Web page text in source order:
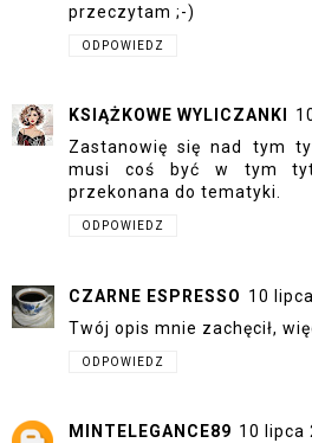
przeczytam ;-)
ODPOWIEDZ
KSIĄŻKOWE WYLICZANKI
Zastanowię się nad tym
musi coś być w tym
przekonana do tematyki.
ODPOWIEDZ
CZARNE ESPRESSO 10
Twój opis mnie zachęcił,
ODPOWIEDZ
MINTELEGANCE89 10 lipca